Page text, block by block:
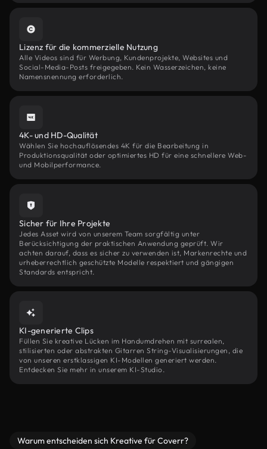
Lizenz für die kommerzielle Nutzung
Alle Videos sind für Werbung, Kundenprojekte, Websites und
Social-Media-Posts freigegeben. Kein Wasserzeichen, keine
Namensnennung erforderlich.
4K- und HD-Qualität
Wählen Sie hochauflösendes 4K für die Bearbeitung in
Produktionsqualität oder optimiertes HD für eine schnellere Web-
und Mobilperformance.
Sicher für Ihre Projekte
Jedes Asset wird von unserem Team sorgfältig unter
Berücksichtigung der praktischen Anwendung geprüft. Wir
achten darauf, dass es sicher zu verwenden ist, Markenrechte und
urheberrechtlich geschützte Modelle respektiert und gängigen
Standards entspricht.
KI-generierte Clips
Füllen Sie kreative Lücken im Handumdrehen mit surrealen,
stilisierten oder abstrakten Gitarren String-Visualisierungen, die
von unseren erstklassigen KI-Modellen generiert werden.
Entdecken Sie mehr in unserem KI-Studio.
Warum entscheiden sich Kreative für Coverr?